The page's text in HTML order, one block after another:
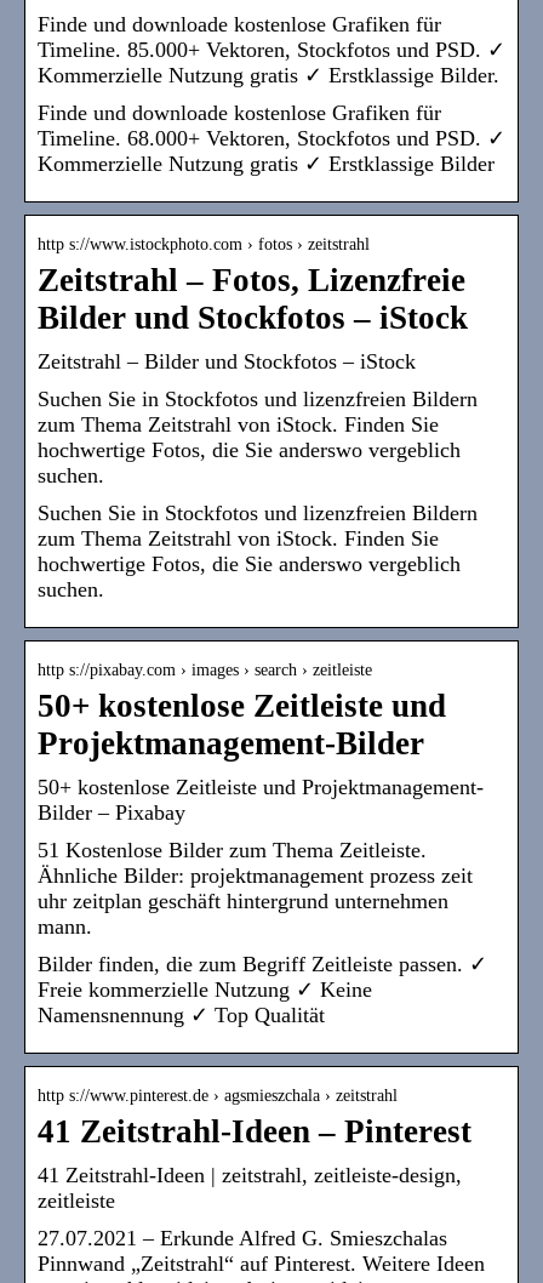
Finde und downloade kostenlose Grafiken für
Timeline. 85.000+ Vektoren, Stockfotos und PSD. ✓
Kommerzielle Nutzung gratis ✓ Erstklassige Bilder.
Finde und downloade kostenlose Grafiken für
Timeline. 68.000+ Vektoren, Stockfotos und PSD. ✓
Kommerzielle Nutzung gratis ✓ Erstklassige Bilder
http s://www.istockphoto.com › fotos › zeitstrahl
Zeitstrahl – Fotos, Lizenzfreie
Bilder und Stockfotos – iStock
Zeitstrahl – Bilder und Stockfotos – iStock
Suchen Sie in Stockfotos und lizenzfreien Bildern
zum Thema Zeitstrahl von iStock. Finden Sie
hochwertige Fotos, die Sie anderswo vergeblich
suchen.
Suchen Sie in Stockfotos und lizenzfreien Bildern
zum Thema Zeitstrahl von iStock. Finden Sie
hochwertige Fotos, die Sie anderswo vergeblich
suchen.
http s://pixabay.com › images › search › zeitleiste
50+ kostenlose Zeitleiste und
Projektmanagement-Bilder
50+ kostenlose Zeitleiste und Projektmanagement-
Bilder – Pixabay
51 Kostenlose Bilder zum Thema Zeitleiste.
Ähnliche Bilder: projektmanagement prozess zeit
uhr zeitplan geschäft hintergrund unternehmen
mann.
Bilder finden, die zum Begriff Zeitleiste passen. ✓
Freie kommerzielle Nutzung ✓ Keine
Namensnennung ✓ Top Qualität
http s://www.pinterest.de › agsmieszchala › zeitstrahl
41 Zeitstrahl-Ideen – Pinterest
41 Zeitstrahl-Ideen | zeitstrahl, zeitleiste-design,
zeitleiste
27.07.2021 – Erkunde Alfred G. Smieszchalas
Pinnwand „Zeitstrahl“ auf Pinterest. Weitere Ideen